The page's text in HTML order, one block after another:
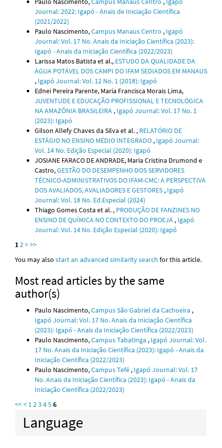
Journal: 2022: Igapó - Anais de Iniciação Científica
(2021/2022)
Paulo Nascimento,Campus Manaus Centro , Igapó
Journal: Vol. 17 No. Anais da Iniciação Científica (2023):
Igapó - Anais da Iniciação Científica (2022/2023)
Larissa Matos Batista et al., ESTUDO DA QUALIDADE DA
ÁGUA POTÁVEL DOS CAMPI DO IFAM SEDIADOS EM MANAUS
, Igapó Journal: Vol. 12 No. 1 (2018): Igapó
Ednei Pereira Parente, Maria Francisca Morais Lima,
JUVENTUDE E EDUCAÇÃO PROFISSIONAL E TECNOLÓGICA
NA AMAZÔNIA BRASILEIRA , Igapó Journal: Vol. 17 No. 1
(2023): Igapó
Gilson Allefy Chaves da Silva et al. , RELATÓRIO DE
ESTÁGIO NO ENSINO MÉDIO INTEGRADO , Igapó Journal:
Vol. 14 No. Edição Especial (2020): Igapó
JOSIANE FARACO DE ANDRADE, Maria Cristina Drumond e
Castro,GESTÃO DO DESEMPENHO DOS SERVIDORES
TÉCNICO-ADMINISTRATIVOS DO IFAM-CMC: A PERSPECTIVA
DOS AVALIADOS, AVALIADORES E GESTORES , Igapó
Journal: Vol. 18 No. Ed.Especial (2024)
Thiago Gomes Costa et al. , PRODUÇÃO DE FANZINES NO
ENSINO DE QUÍMICA NO CONTEXTO DO PROEJA , Igapó
Journal: Vol. 14 No. Edição Especial (2020): Igapó
12>>>
You may also start an advanced similarity search for this article.
Most read articles by the same
author(s)
Paulo Nascimento,Campus São Gabriel da Cachoeira ,
Igapó Journal: Vol. 17 No. Anais da Iniciação Científica
(2023): Igapó - Anais da Iniciação Científica (2022/2023)
Paulo Nascimento,Campus Tabatinga , Igapó Journal: Vol.
17 No. Anais da Iniciação Científica (2023): Igapó - Anais da
Iniciação Científica (2022/2023)
Paulo Nascimento,Campus Tefé , Igapó Journal: Vol. 17
No. Anais da Iniciação Científica (2023): Igapó - Anais da
Iniciação Científica (2022/2023)
<<< 123456
Language